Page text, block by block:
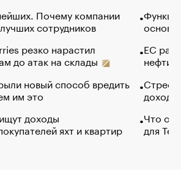
Почему компании
сотрудников
резко нарастил
до атак на склады
новый способ вредить
им это
доходы
яхт и квартир
основ
ЕС
нефти
Что
для